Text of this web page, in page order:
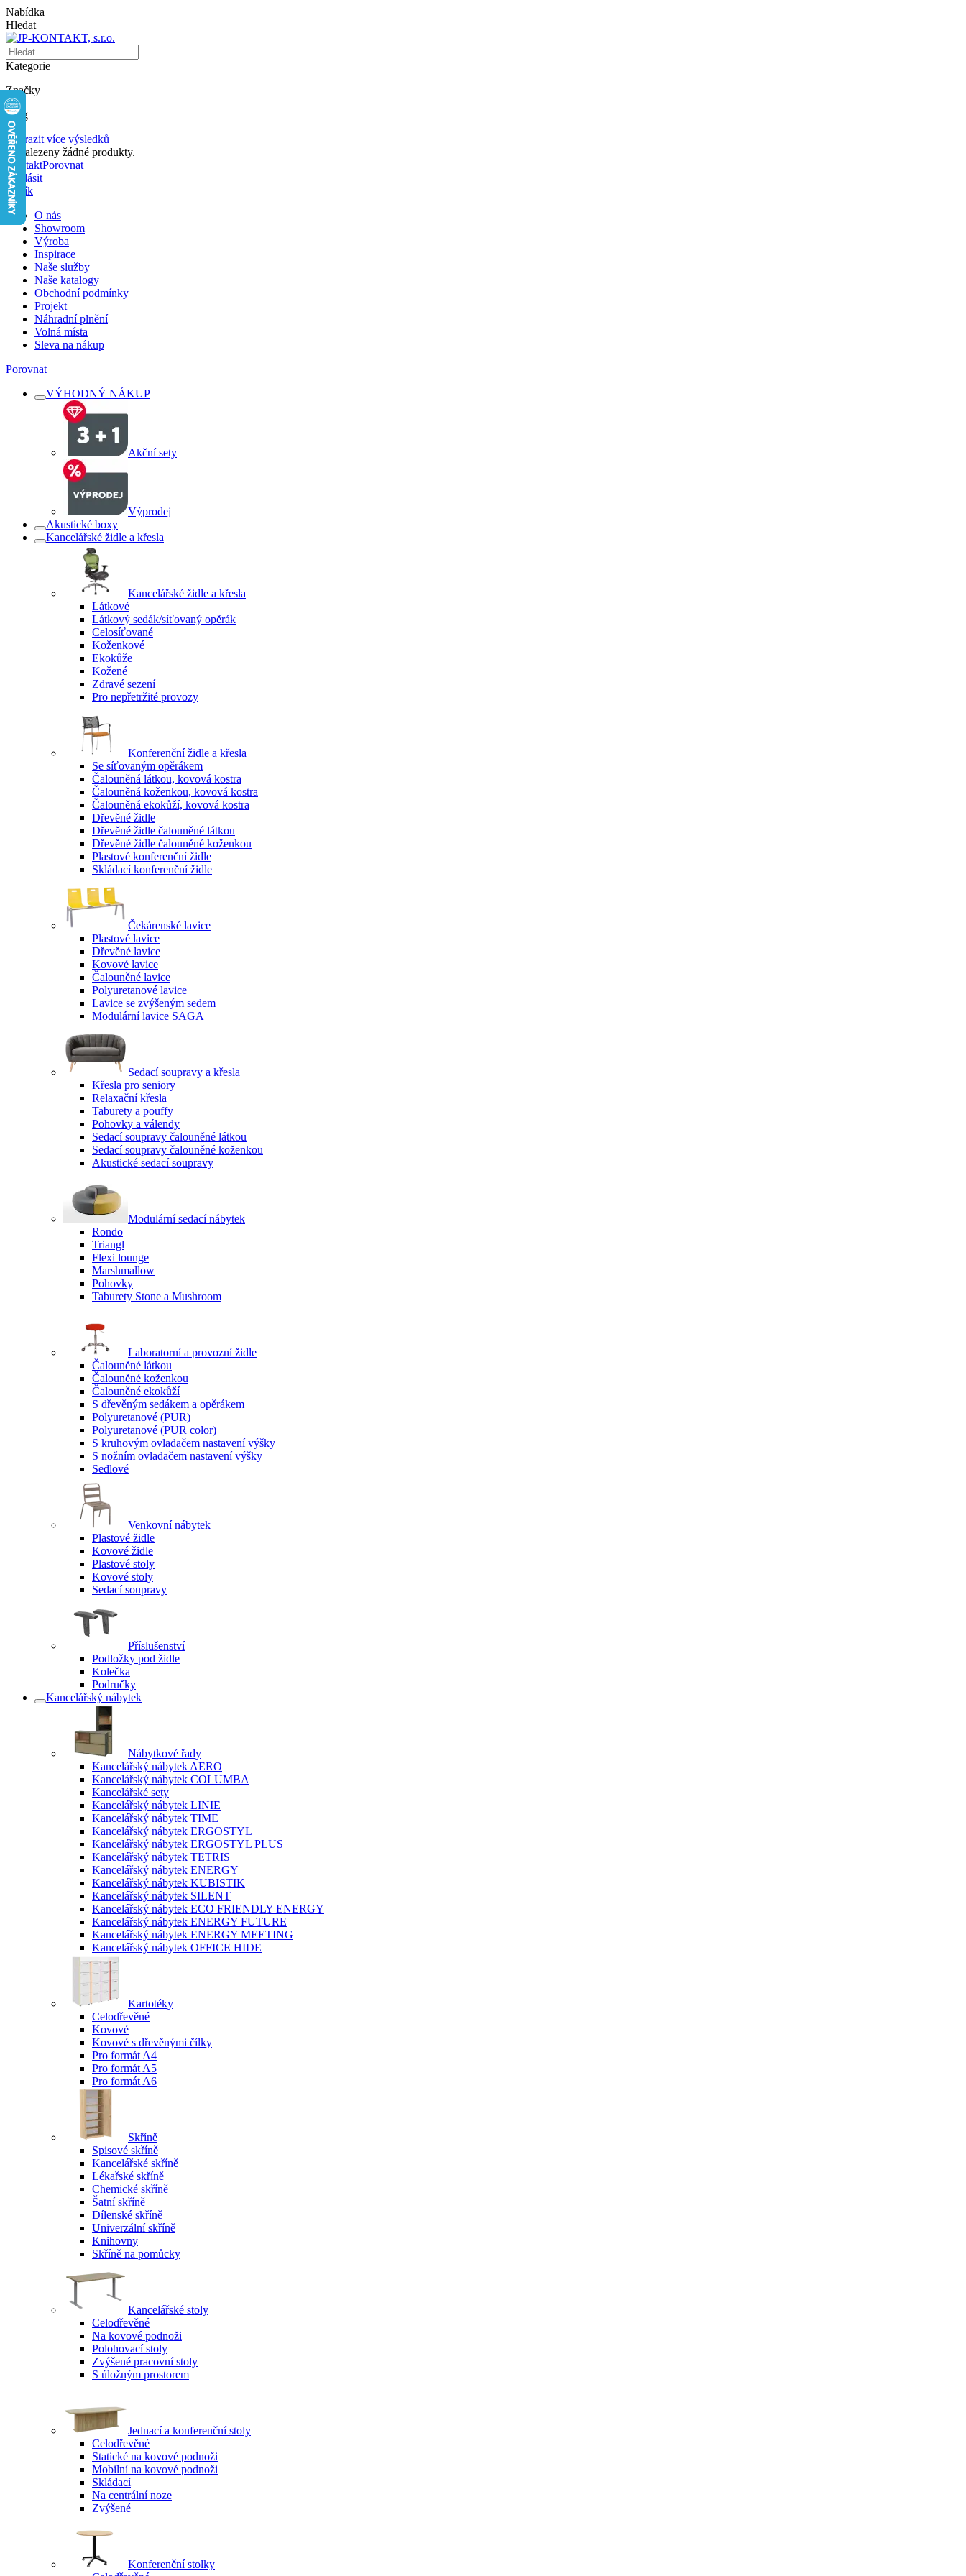
Nabídka
Hledat
Kategorie
Značky
Blog
Zobrazit více výsledků
Nenalezeny žádné produkty.
KontaktPorovnat
Přihlásit
Košík
O nás
Showroom
Výroba
Inspirace
Naše služby
Naše katalogy
Obchodní podmínky
Projekt
Náhradní plnění
Volná místa
Sleva na nákup
Porovnat
VÝHODNÝ NÁKUP
Akční sety
Výprodej
Akustické boxy
Kancelářské židle a křesla
Kancelářské židle a křesla
Látkové
Látkový sedák/síťovaný opěrák
Celosíťované
Koženkové
Ekokůže
Kožené
Zdravé sezení
Pro nepřetržité provozy
Konferenční židle a křesla
Se síťovaným opěrákem
Čalouněná látkou, kovová kostra
Čalouněná koženkou, kovová kostra
Čalouněná ekokůží, kovová kostra
Dřevěné židle
Dřevěné židle čalouněné látkou
Dřevěné židle čalouněné koženkou
Plastové konferenční židle
Skládací konferenční židle
Čekárenské lavice
Plastové lavice
Dřevěné lavice
Kovové lavice
Čalouněné lavice
Polyuretanové lavice
Lavice se zvýšeným sedem
Modulární lavice SAGA
Sedací soupravy a křesla
Křesla pro seniory
Relaxační křesla
Taburety a pouffy
Pohovky a válendy
Sedací soupravy čalouněné látkou
Sedací soupravy čalouněné koženkou
Akustické sedací soupravy
Modulární sedací nábytek
Rondo
Triangl
Flexi lounge
Marshmallow
Pohovky
Taburety Stone a Mushroom
Laboratorní a provozní židle
Čalouněné látkou
Čalouněné koženkou
Čalouněné ekokůží
S dřevěným sedákem a opěrákem
Polyuretanové (PUR)
Polyuretanové (PUR color)
S kruhovým ovladačem nastavení výšky
S nožním ovladačem nastavení výšky
Sedlové
Venkovní nábytek
Plastové židle
Kovové židle
Plastové stoly
Kovové stoly
Sedací soupravy
Příslušenství
Podložky pod židle
Kolečka
Područky
Kancelářský nábytek
Nábytkové řady
Kancelářský nábytek AERO
Kancelářský nábytek COLUMBA
Kancelářské sety
Kancelářský nábytek LINIE
Kancelářský nábytek TIME
Kancelářský nábytek ERGOSTYL
Kancelářský nábytek ERGOSTYL PLUS
Kancelářský nábytek TETRIS
Kancelářský nábytek ENERGY
Kancelářský nábytek KUBISTIK
Kancelářský nábytek SILENT
Kancelářský nábytek ECO FRIENDLY ENERGY
Kancelářský nábytek ENERGY FUTURE
Kancelářský nábytek ENERGY MEETING
Kancelářský nábytek OFFICE HIDE
Kartotéky
Celodřevěné
Kovové
Kovové s dřevěnými čílky
Pro formát A4
Pro formát A5
Pro formát A6
Skříně
Spisové skříně
Kancelářské skříně
Lékařské skříně
Chemické skříně
Šatní skříně
Dílenské skříně
Univerzální skříně
Knihovny
Skříně na pomůcky
Kancelářské stoly
Celodřevěné
Na kovové podnoži
Polohovací stoly
Zvýšené pracovní stoly
S úložným prostorem
Jednací a konferenční stoly
Celodřevěné
Statické na kovové podnoži
Mobilní na kovové podnoži
Skládací
Na centrální noze
Zvýšené
Konferenční stolky